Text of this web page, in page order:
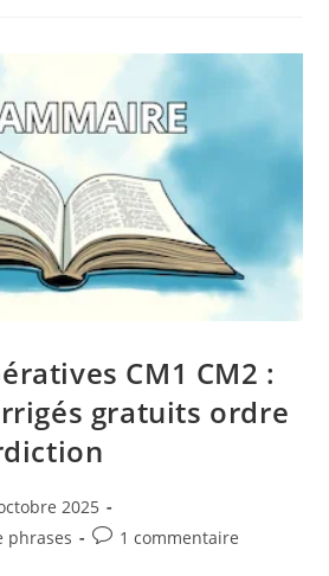
CM1 CM2 :
gratuits ordre
2025
phrases
1 commentaire